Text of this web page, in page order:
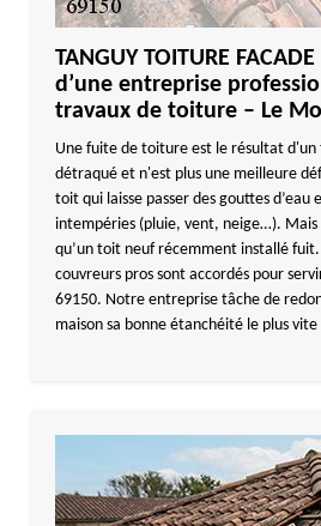
TANGUY TOITURE
d’une entreprise
travaux de toiture – Le
Une fuite de toiture est le résultat
détraqué et n'est plus une meilleure
toit qui laisse passer des gouttes d’eau
intempéries (pluie, vent, neige…).
qu’un toit neuf récemment installé fuit.
couvreurs pros sont accordés pour
69150. Notre entreprise tâche de
maison sa bonne étanchéité le plus vite